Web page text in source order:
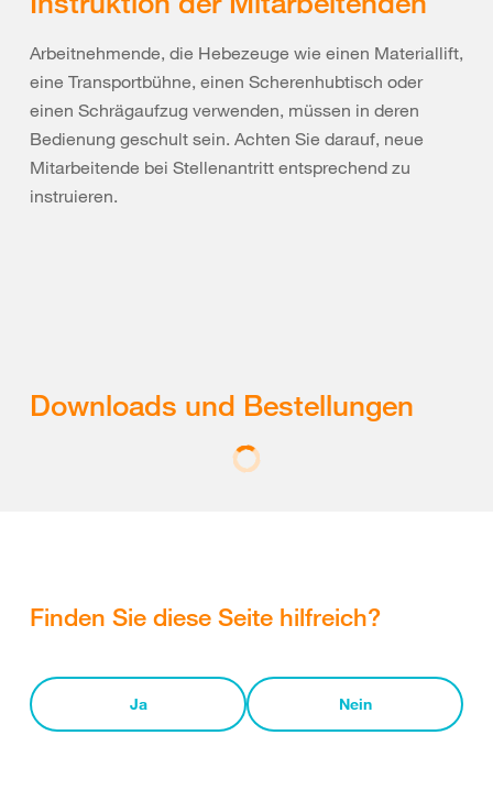
Arbeitnehmende, die Hebezeuge wie einen Materiallift,
eine Transportbühne, einen Scherenhubtisch oder
einen Schrägaufzug verwenden, müssen in deren
Bedienung geschult sein. Achten Sie darauf, neue
Mitarbeitende bei Stellenantritt entsprechend zu
instruieren.
Downloads und Bestellungen
Finden Sie diese Seite hilfreich?
Ja Nein